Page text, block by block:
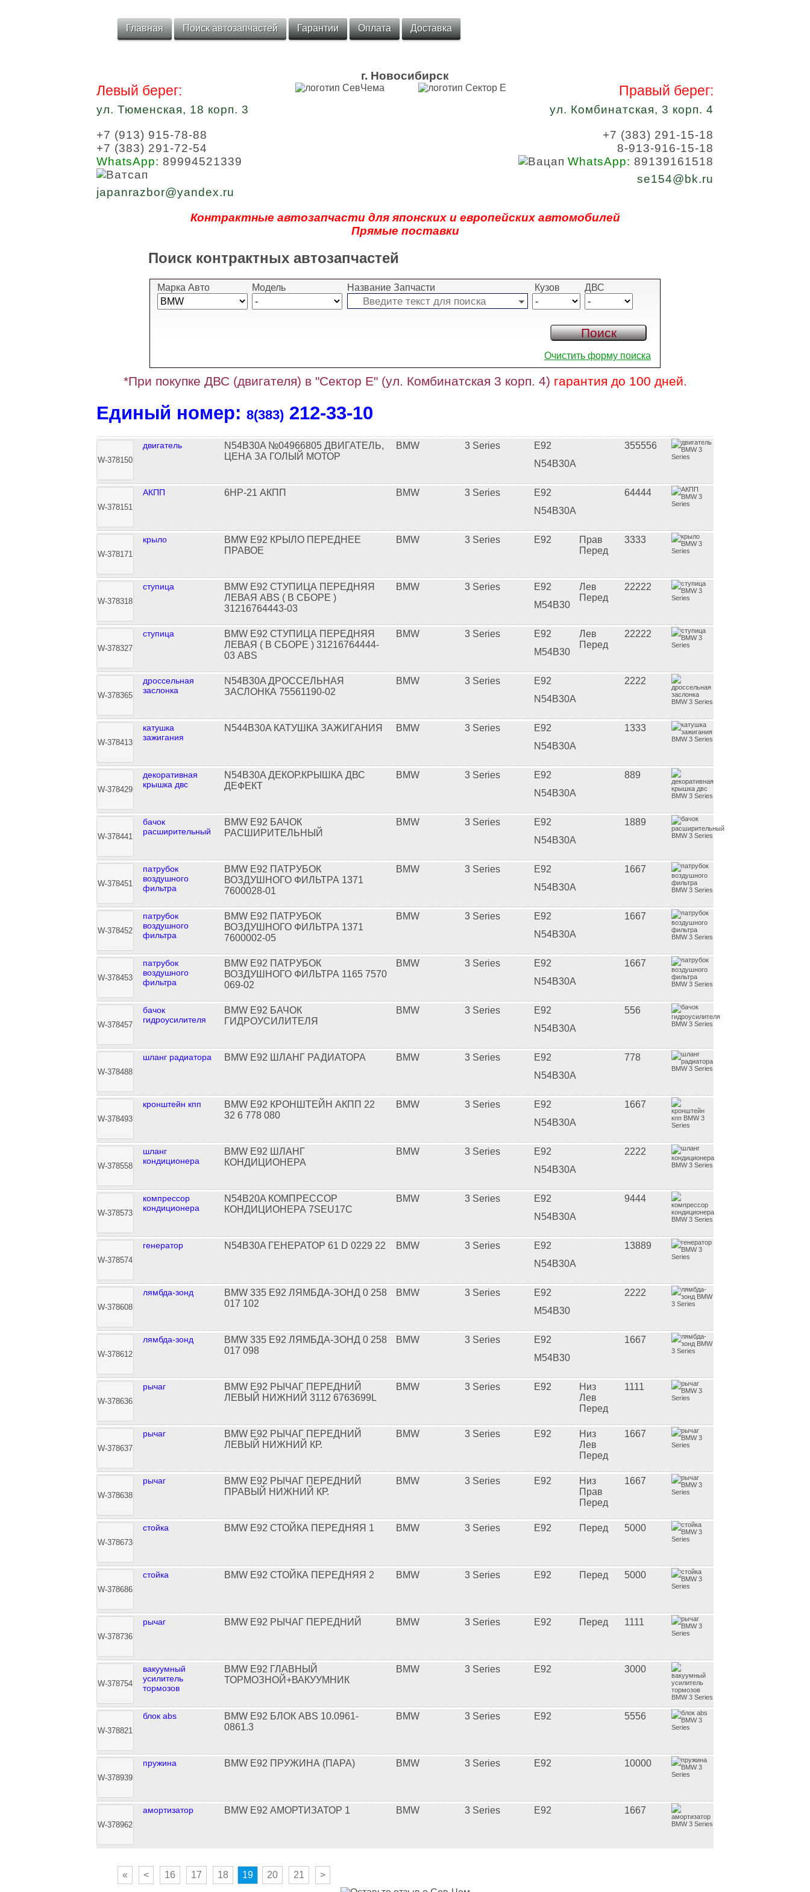
Главная Поиск автозапчастей Гарантии Оплата Доставка
г. Новосибирск
Левый берег:
ул. Тюменская, 18 корп. 3
+7 (913) 915-78-88
+7 (383) 291-72-54
WhatsApp: 89994521339
japanrazbor@yandex.ru
Правый берег:
ул. Комбинатская, 3 корп. 4
+7 (383) 291-15-18
8-913-916-15-18
WhatsApp: 89139161518
se154@bk.ru
Контрактные автозапчасти для японских и европейских автомобилей
Прямые поставки
Поиск контрактных автозапчастей
Марка Авто Модель Название Запчасти Кузов ДВС
Очистить форму поиска
*При покупке ДВС (двигателя) в "Сектор Е" (ул. Комбинатская 3 корп. 4) гарантия до 100 дней.
Единый номер: 8(383) 212‑33‑10
W-378150
двигатель
N54B30A №04966805 ДВИГАТЕЛЬ,
ЦЕНА ЗА ГОЛЫЙ МОТОР
BMW 3 Series
E92
N54B30A
355556
W-378151
АКПП 6HP-21 АКПП BMW 3 Series
E92
N54B30A
64444
W-378171
крыло
BMW E92 КРЫЛО ПЕРЕДНЕЕ
ПРАВОЕ
BMW 3 Series E92
Прав
Перед
3333
W-378318
ступица
BMW E92 СТУПИЦА ПЕРЕДНЯЯ
ЛЕВАЯ ABS ( В СБОРЕ )
31216764443-03
BMW 3 Series
E92
M54B30
Лев
Перед
22222
W-378327
ступица
BMW E92 СТУПИЦА ПЕРЕДНЯЯ
ЛЕВАЯ ( В СБОРЕ ) 31216764444-
03 ABS
BMW 3 Series
E92
M54B30
Лев
Перед
22222
W-378365
дроссельная
заслонка
N54B30A ДРОССЕЛЬНАЯ
ЗАСЛОНКА 75561190-02
BMW 3 Series
E92
N54B30A
2222
W-378413
катушка
зажигания
N544B30A КАТУШКА ЗАЖИГАНИЯ BMW 3 Series
E92
N54B30A
1333
W-378429
декоративная
крышка двс
N54B30A ДЕКОР.КРЫШКА ДВС
ДЕФЕКТ
BMW 3 Series
E92
N54B30A
889
W-378441
бачок
расширительный
BMW E92 БАЧОК
РАСШИРИТЕЛЬНЫЙ
BMW 3 Series
E92
N54B30A
1889
W-378451
патрубок
воздушного
фильтра
BMW E92 ПАТРУБОК
ВОЗДУШНОГО ФИЛЬТРА 1371
7600028-01
BMW 3 Series
E92
N54B30A
1667
W-378452
патрубок
воздушного
фильтра
BMW E92 ПАТРУБОК
ВОЗДУШНОГО ФИЛЬТРА 1371
7600002-05
BMW 3 Series
E92
N54B30A
1667
W-378453
патрубок
воздушного
фильтра
BMW E92 ПАТРУБОК
ВОЗДУШНОГО ФИЛЬТРА 1165 7570
069-02
BMW 3 Series
E92
N54B30A
1667
W-378457
бачок
гидроусилителя
BMW E92 БАЧОК
ГИДРОУСИЛИТЕЛЯ
BMW 3 Series
E92
N54B30A
556
W-378488
шланг радиатора BMW E92 ШЛАНГ РАДИАТОРА BMW 3 Series
E92
N54B30A
778
W-378493
кронштейн кпп
BMW E92 КРОНШТЕЙН АКПП 22
32 6 778 080
BMW 3 Series
E92
N54B30A
1667
W-378558
шланг
кондиционера
BMW E92 ШЛАНГ
КОНДИЦИОНЕРА
BMW 3 Series
E92
N54B30A
2222
W-378573
компрессор
кондиционера
N54B20A КОМПРЕССОР
КОНДИЦИОНЕРА 7SEU17C
BMW 3 Series
E92
N54B30A
9444
W-378574
генератор N54B30A ГЕНЕРАТОР 61 D 0229 22 BMW 3 Series
E92
N54B30A
13889
W-378608
лямбда-зонд
BMW 335 E92 ЛЯМБДА-ЗОНД 0 258
017 102
BMW 3 Series
E92
M54B30
2222
W-378612
лямбда-зонд
BMW 335 E92 ЛЯМБДА-ЗОНД 0 258
017 098
BMW 3 Series
E92
M54B30
1667
W-378636
рычаг
BMW E92 РЫЧАГ ПЕРЕДНИЙ
ЛЕВЫЙ НИЖНИЙ 3112 6763699L
BMW 3 Series E92
Низ
Лев
Перед
1111
W-378637
рычаг
BMW E92 РЫЧАГ ПЕРЕДНИЙ
ЛЕВЫЙ НИЖНИЙ КР.
BMW 3 Series E92
Низ
Лев
Перед
1667
W-378638
рычаг
BMW E92 РЫЧАГ ПЕРЕДНИЙ
ПРАВЫЙ НИЖНИЙ КР.
BMW 3 Series E92
Низ
Прав
Перед
1667
W-378673
стойка BMW E92 СТОЙКА ПЕРЕДНЯЯ 1 BMW 3 Series E92 Перед 5000
W-378686
стойка BMW E92 СТОЙКА ПЕРЕДНЯЯ 2 BMW 3 Series E92 Перед 5000
W-378736
рычаг BMW E92 РЫЧАГ ПЕРЕДНИЙ BMW 3 Series E92 Перед 1111
W-378754
вакуумный
усилитель
тормозов
BMW E92 ГЛАВНЫЙ
ТОРМОЗНОЙ+ВАКУУМНИК
BMW 3 Series E92 3000
W-378821
блок abs
BMW E92 БЛОК ABS 10.0961-
0861.3
BMW 3 Series E92 5556
W-378939
пружина BMW E92 ПРУЖИНА (ПАРА) BMW 3 Series E92 10000
W-378962
амортизатор BMW E92 АМОРТИЗАТОР 1 BMW 3 Series E92 1667
« < 16 17 18 19 20 21 >